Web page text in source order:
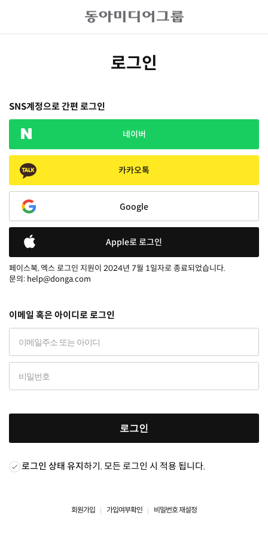
로그인
SNS계정으로 간편 로그인
네이버
카카오톡
Google
Apple로 로그인
페이스북, 엑스 로그인 지원이 2024년 7월 1일자로 종료되었습니다.
문의: help@donga.com
이메일 혹은 아이디로 로그인
로그인
로그인 상태 유지하기. 모든 로그인 시 적용 됩니다.
회원가입 가입여부확인 비밀번호 재설정